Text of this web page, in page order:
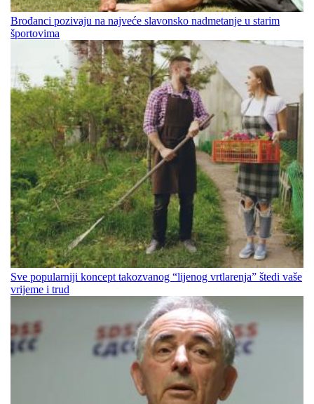
Brođanci pozivaju na najveće slavonsko nadmetanje u starim
športovima
Sve popularniji koncept takozvanog “lijenog vrtlarenja” štedi vaše
vrijeme i trud